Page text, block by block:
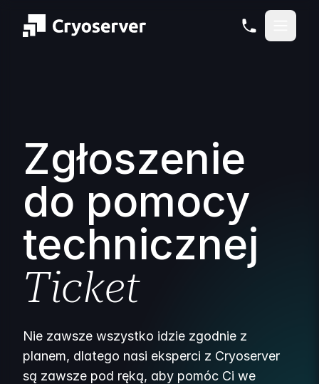
Zgłoszenie
do pomocy
technicznej
Ticket
Nie zawsze wszystko idzie zgodnie z
planem, dlatego nasi eksperci z Cryoserver
są zawsze pod ręką, aby pomóc Ci we